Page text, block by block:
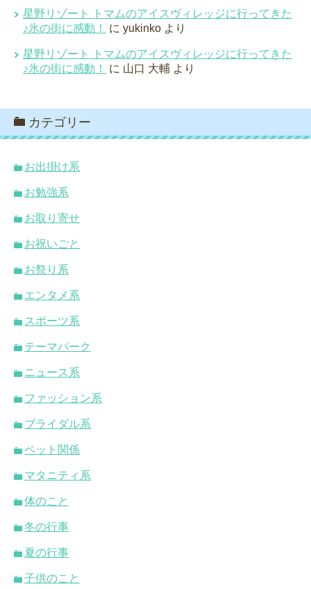
星野リゾート トマムのアイスヴィレッジに行ってきた
♪氷の街に感動！
に yukinko より
星野リゾート トマムのアイスヴィレッジに行ってきた
♪氷の街に感動！
に 山口 大輔 より
カテゴリー
お出掛け系
お勉強系
お取り寄せ
お祝いごと
お祭り系
エンタメ系
スポーツ系
テーマパーク
ニュース系
ファッション系
ブライダル系
ペット関係
マタニティ系
体のこと
冬の行事
夏の行事
子供のこと